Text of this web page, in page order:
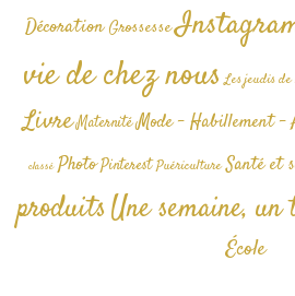
Décoration Grossesse
vie de chez nous Les jeudis
Livre Maternité Mode - Habillement -
classé Photo Pinterest Puériculture Santé et
produitsUne semaine, un
École